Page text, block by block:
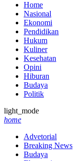
Home
Nasional
Ekonomi
Pendidikan
Hukum
Kuliner
Kesehatan
Opini
Hiburan
Budaya
Politik
light_mode
home
Advetorial
Breaking News
Budaya